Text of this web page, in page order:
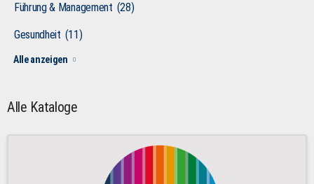
Führung & Management (28)
Gesundheit (11)
Alle anzeigen
Alle Kataloge